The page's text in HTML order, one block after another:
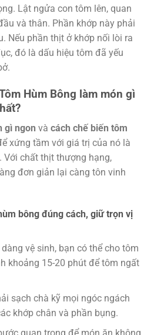
Lật ngửa con tôm lên, quan
và thân. Phần khớp này phải
Nếu phần thịt ở khớp nối lòi ra
đó là dấu hiệu tôm đã yếu
Hùm Bông làm món gì
gì ngon và cách chế biến tôm
xứng tầm với giá trị của nó là
Với chất thịt thượng hạng,
đơn giản lại càng tôn vinh
bông đúng cách, giữ trọn vị
vệ sinh, bạn có thể cho tôm
khoảng 15-20 phút để tôm ngất
sạch chà kỹ mọi ngóc ngách
khớp chân và phần bụng.